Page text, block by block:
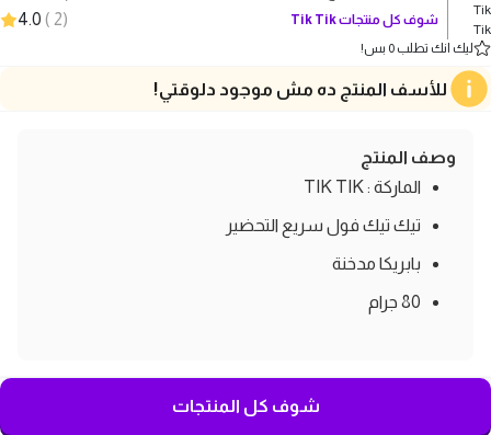
Tik
Tik
شوف كل منتجاتTik Tik
(
2
)
4.0
ليك انك تطلب 0 بس!
للأسف المنتج ده مش موجود دلوقتي!
وصف المنتج
الماركة : TIK TIK
تيك تيك فول سريع التحضير
بابريكا مدخنة
80 جرام
لو عجبك المنتج ده، هيعجبك دول كمان
شوف كل المنتجات